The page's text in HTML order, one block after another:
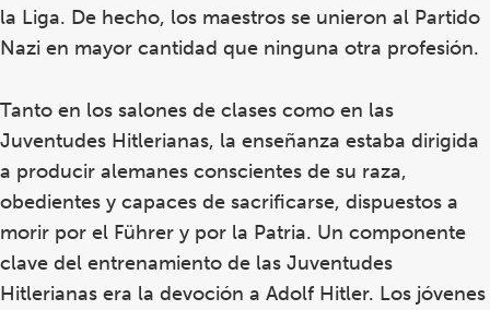
la Liga. De hecho, los maestros se unieron al Partido
Nazi en mayor cantidad que ninguna otra profesión.
Tanto en los salones de clases como en las
Juventudes Hitlerianas, la enseñanza estaba dirigida
a producir alemanes conscientes de su raza,
obedientes y capaces de sacrificarse, dispuestos a
morir por el Führer y por la Patria. Un componente
clave del entrenamiento de las Juventudes
Hitlerianas era la devoción a Adolf Hitler. Los jóvenes